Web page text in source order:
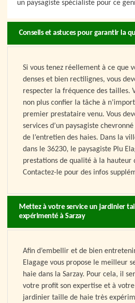
un paysagiste spécialiste pour ce
Conseils et astuces pour garantir la
Si vous tenez réellement à ce que
denses et bien rectilignes, vous
respecter la fréquence des tailles.
non plus confier la tâche à
premier prestataire venu. Vous
services d’un paysagiste
de l’entretien des haies. Dans la
dans le 36230, le paysagiste Plu
prestations de qualité à la hauteur
Contactez-le pour des infos
Mettez à votre service un jardinier
expérimenté à Sarzay
Afin d’embellir et de bien
Elagage vous propose le meilleur
haie dans la Sarzay. Pour cela, il
votre profit son expertise et à
jardinier taille de haie très